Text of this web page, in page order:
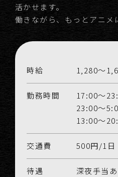
活かせます。
働きながら、もっとアニメ
時給 1,280～
勤務時間
17:00～
23:00～
13:00～
交通費 500円/1日
待遇
深夜手当あ